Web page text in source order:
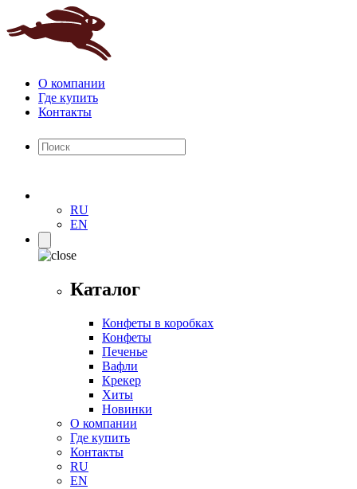
О компании
Где купить
Контакты
RU
EN
Каталог
Конфеты в коробках
Конфеты
Печенье
Вафли
Крекер
Хиты
Новинки
О компании
Где купить
Контакты
RU
EN